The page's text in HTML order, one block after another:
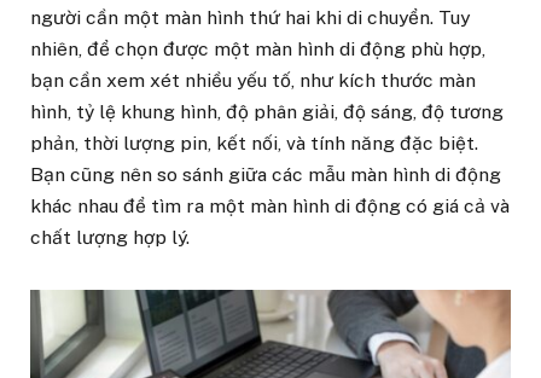
người cần một màn hình thứ hai khi di chuyển. Tuy
nhiên, để chọn được một màn hình di động phù hợp,
bạn cần xem xét nhiều yếu tố, như kích thước màn
hình, tỷ lệ khung hình, độ phân giải, độ sáng, độ tương
phản, thời lượng pin, kết nối, và tính năng đặc biệt.
Bạn cũng nên so sánh giữa các mẫu màn hình di động
khác nhau để tìm ra một màn hình di động có giá cả và
chất lượng hợp lý.